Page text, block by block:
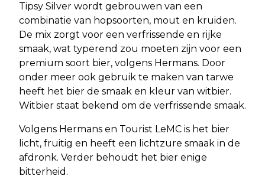
Tipsy Silver wordt gebrouwen van een
combinatie van hopsoorten, mout en kruiden.
De mix zorgt voor een verfrissende en rijke
smaak, wat typerend zou moeten zijn voor een
premium soort bier, volgens Hermans. Door
onder meer ook gebruik te maken van tarwe
heeft het bier de smaak en kleur van witbier.
Witbier staat bekend om de verfrissende smaak.
Volgens Hermans en Tourist LeMC is het bier
licht, fruitig en heeft een lichtzure smaak in de
afdronk. Verder behoudt het bier enige
bitterheid.